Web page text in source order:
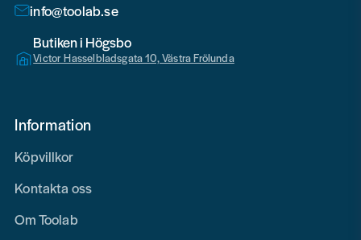
info@toolab.se
Butiken i Högsbo
Victor Hasselbladsgata 10, Västra Frölunda
Information
Köpvillkor
Kontakta oss
Om Toolab